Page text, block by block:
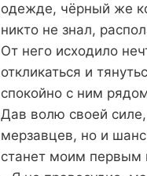
одежде, чёрный же
никто не знал,
От него исходило
откликаться и
спокойно с ним
Дав волю своей силе,
мерзавцев, но и
станет моим первым